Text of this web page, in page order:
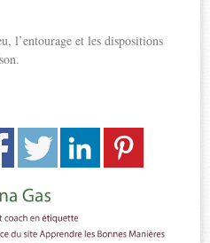
l’entourage et les dispositions